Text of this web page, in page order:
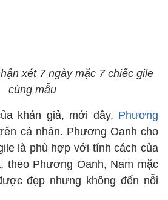
xét 7 ngày mặc 7 chiếc gile
cùng mẫu
khán giả, mới đây, Phương
cá nhân. Phương Oanh cho
là phù hợp với tính cách của
theo Phương Oanh, Nam mặc
đẹp nhưng không đến nỗi